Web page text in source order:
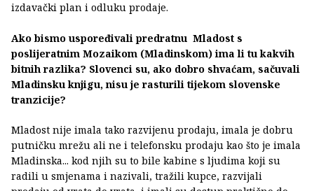
izdavački plan i odluku prodaje.
Ako bismo uspoređivali predratnu Mladost s
poslijeratnim Mozaikom (Mladinskom) ima li tu kakvih
bitnih razlika? Slovenci su, ako dobro shvaćam, sačuvali
Mladinsku knjigu, nisu je rasturili tijekom slovenske
tranzicije?
Mladost nije imala tako razvijenu prodaju, imala je dobru
putničku mrežu ali ne i telefonsku prodaju kao što je imala
Mladinska... kod njih su to bile kabine s ljudima koji su
radili u smjenama i nazivali, tražili kupce, razvijali